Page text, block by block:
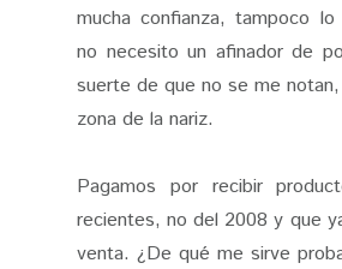
mucha confianza, tampoco lo
no necesito un afinador de
suerte de que no se me
zona de la nariz.
Pagamos por recibir
recientes, no del 2008 y que
venta. ¿De qué me sirve